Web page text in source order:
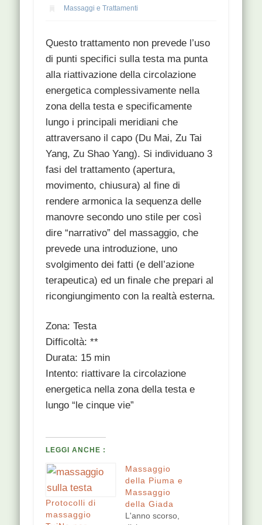
Massaggi e Trattamenti
Questo trattamento non prevede l’uso
di punti specifici sulla testa ma punta
alla riattivazione della circolazione
energetica complessivamente nella
zona della testa e specificamente
lungo i principali meridiani che
attraversano il capo (Du Mai, Zu Tai
Yang, Zu Shao Yang). Si individuano 3
fasi del trattamento (apertura,
movimento, chiusura) al fine di
rendere armonica la sequenza delle
manovre secondo uno stile per così
dire “narrativo” del massaggio, che
prevede una introduzione, uno
svolgimento dei fatti (e dell’azione
terapeutica) ed un finale che prepari al
ricongiungimento con la realtà esterna.
Zona: Testa
Difficoltà: **
Durata: 15 min
Intento: riattivare la circolazione
energetica nella zona della testa e
lungo “le cinque vie”
LEGGI ANCHE :
Protocolli di
massaggio
Massaggio
della Piuma e
Massaggio
della Giada
L'anno scorso,